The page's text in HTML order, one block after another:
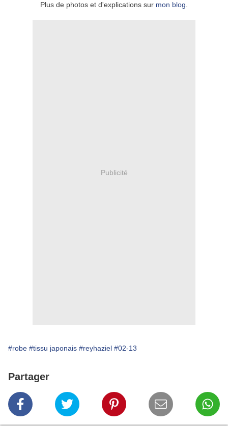
Plus de photos et d'explications sur mon blog
Publicité
#robe #tissu japonais #reyhaziel #02-13
Partager